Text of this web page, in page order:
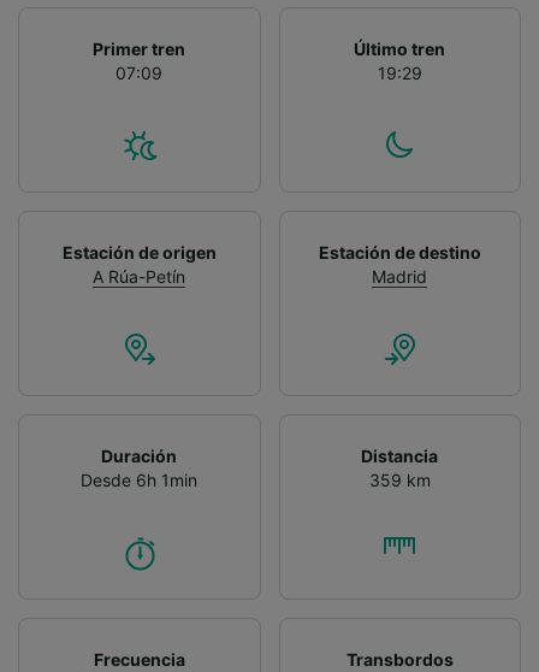
Primer tren
07:09
Último tren
19:29
Estación de origen
A Rúa-Petín
Estación de destino
Madrid
Duración
Desde 6h 1min
Distancia
359 km
Frecuencia
Transbordos